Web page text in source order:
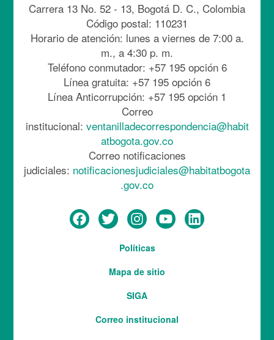
Carrera 13 No. 52 - 13, Bogotá D. C., Colombia
Código postal: 110231
Horario de atención: lunes a viernes de 7:00 a.
m., a 4:30 p. m.
Teléfono conmutador: +57 195 opción 6
Línea gratuita: +57 195 opción 6
Línea Anticorrupción: +57 195 opción 1
Correo
institucional: ventanilladecorrespondencia@habit
atbogota.gov.co
Correo notificaciones
judiciales: notificacionesjudiciales@habitatbogota
.gov.co
Políticas
Mapa de sitio
SIGA
Correo institucional